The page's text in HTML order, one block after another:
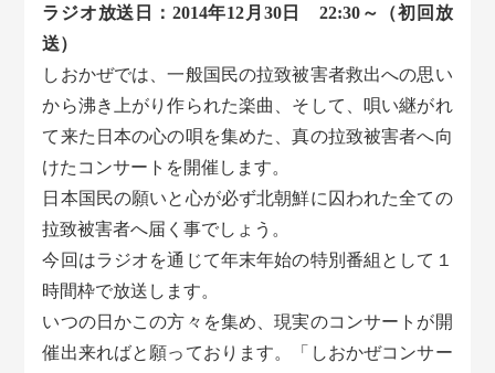
ラジオ放送日：2014年12月30日 22:30～（初回放
送）
しおかぜでは、一般国民の拉致被害者救出への思い
から沸き上がり作られた楽曲、そして、唄い継がれ
て来た日本の心の唄を集めた、真の拉致被害者へ向
けたコンサートを開催します。
日本国民の願いと心が必ず北朝鮮に囚われた全ての
拉致被害者へ届く事でしょう。
今回はラジオを通じて年末年始の特別番組として１
時間枠で放送します。
いつの日かこの方々を集め、現実のコンサートが開
催出来ればと願っております。「しおかぜコンサー